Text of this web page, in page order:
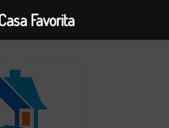
Favorita